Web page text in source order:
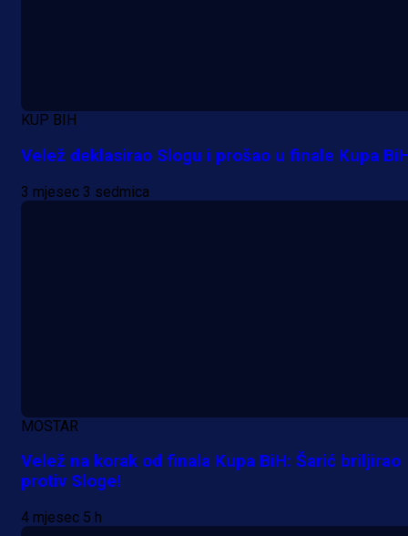
KUP BIH
Velež deklasirao Slogu i prošao u finale Kupa
3 mjesec 3 sedmica
MOSTAR
Velež na korak od finala Kupa BiH: Šarić briljirao
protiv Sloge!
4 mjesec 5 h